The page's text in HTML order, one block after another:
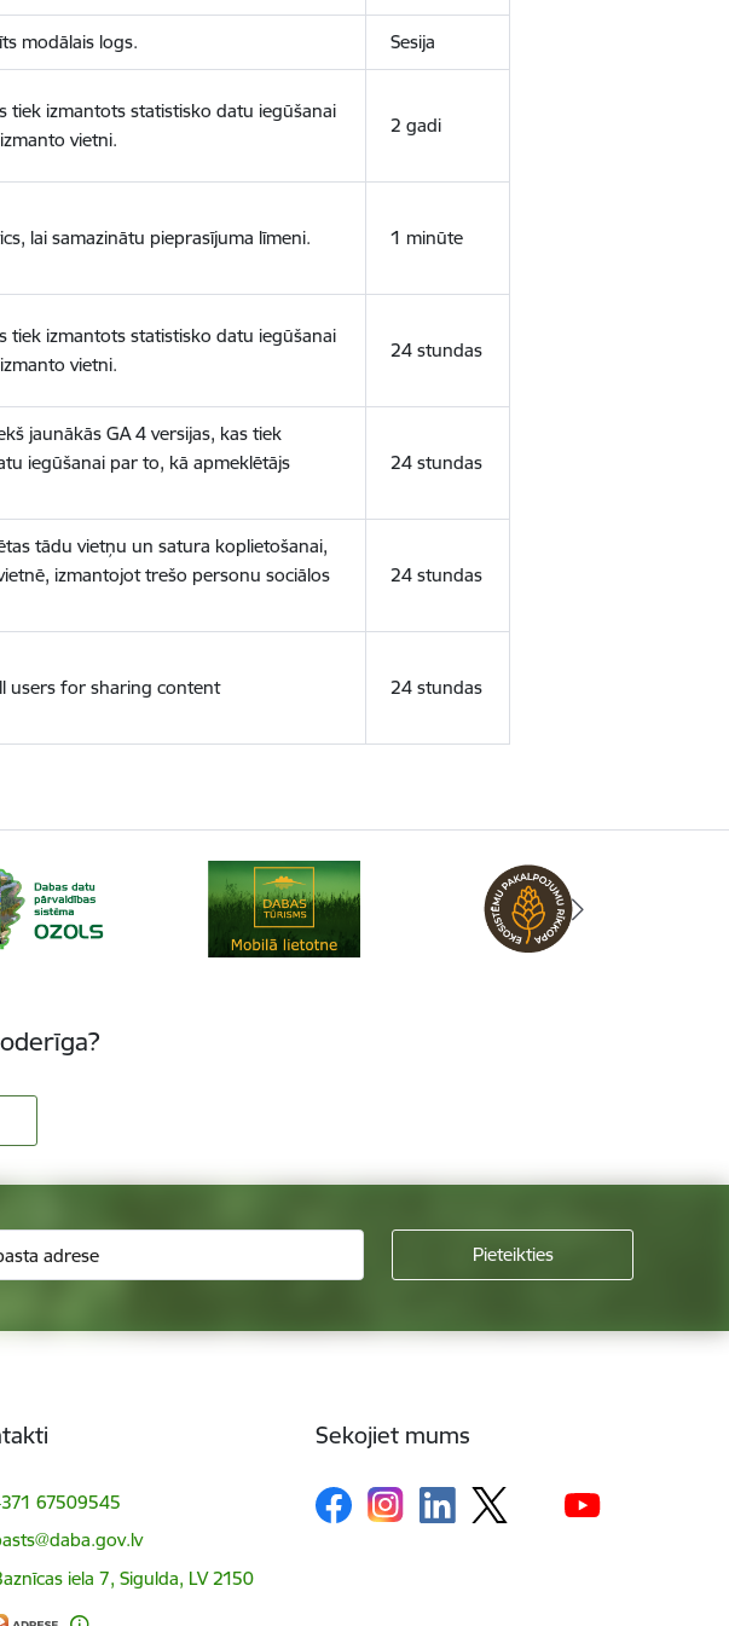
modālais logs. Sesija
tiek izmantots statistisko datu iegūšanai
vietni.
2 gadi
lai samazinātu pieprasījuma līmeni. 1 minūte
tiek izmantots statistisko datu iegūšanai
vietni.
24 stundas
jaunākās GA 4 versijas, kas tiek
iegūšanai par to, kā apmeklētājs
24 stundas
tādu vietņu un satura koplietošanai,
izmantojot trešo personu sociālos
24 stundas
users for sharing content 24 stundas
67509545
pasts:
iela 7, Sigulda, LV 2150
Sekojiet mums